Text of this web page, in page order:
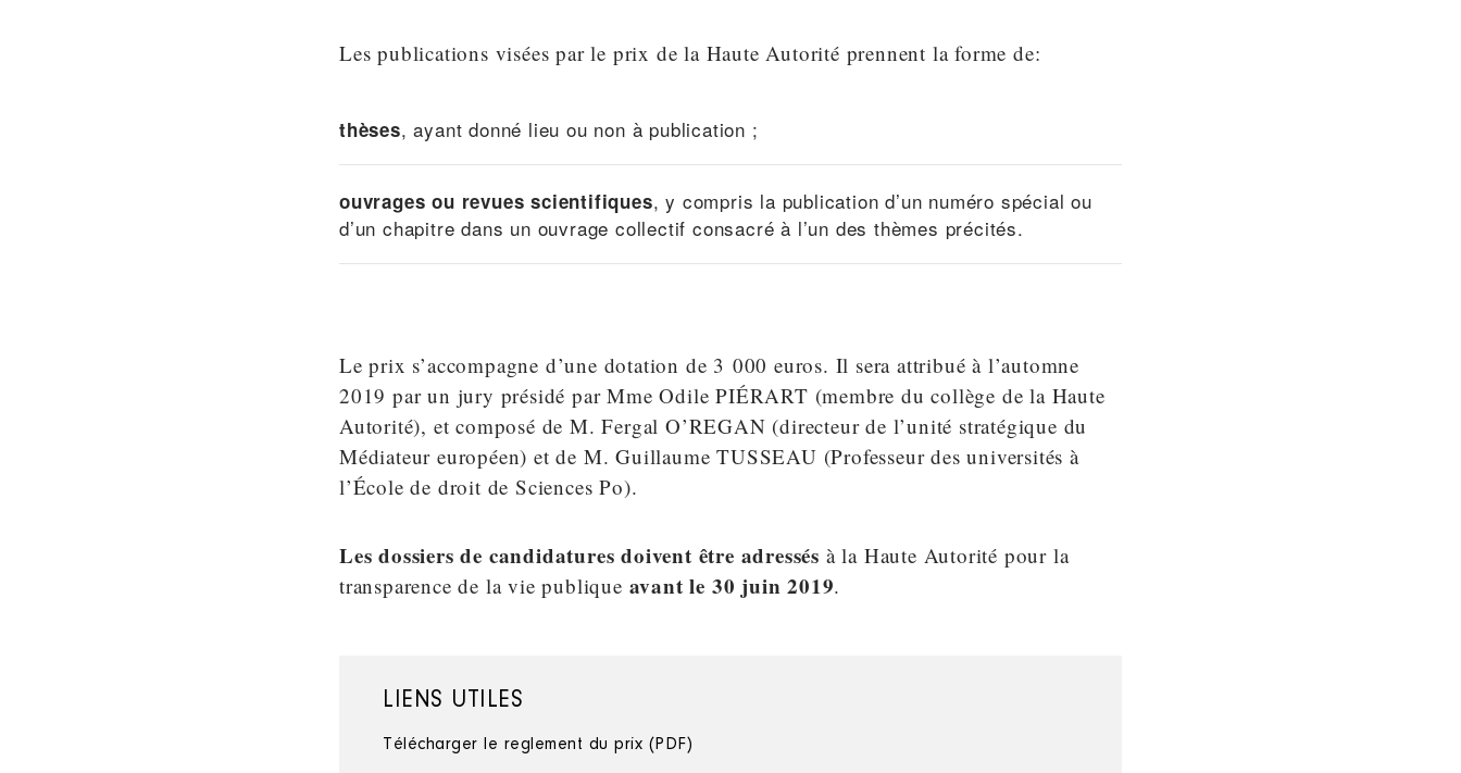
Les publications visées par le prix de la Haute Autorité prennent la forme de:
thèses, ayant donné lieu ou non à publication ;
ouvrages ou revues scientifiques, y compris la publication d’un numéro spécial ou
d’un chapitre dans un ouvrage collectif consacré à l’un des thèmes précités.
Le prix s’accompagne d’une dotation de 3 000 euros. Il sera attribué à l’automne
2019 par un jury présidé par Mme Odile PIÉRART (membre du collège de la Haute
Autorité), et composé de M. Fergal O’REGAN (directeur de l’unité stratégique du
Médiateur européen) et de M. Guillaume TUSSEAU (Professeur des universités à
l’École de droit de Sciences Po).
Les dossiers de candidatures doivent être adressés à la Haute Autorité pour la
transparence de la vie publique avant le 30 juin 2019.
LIENS UTILES
Télécharger le reglement du prix (PDF)